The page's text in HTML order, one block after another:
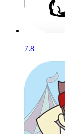
7.8